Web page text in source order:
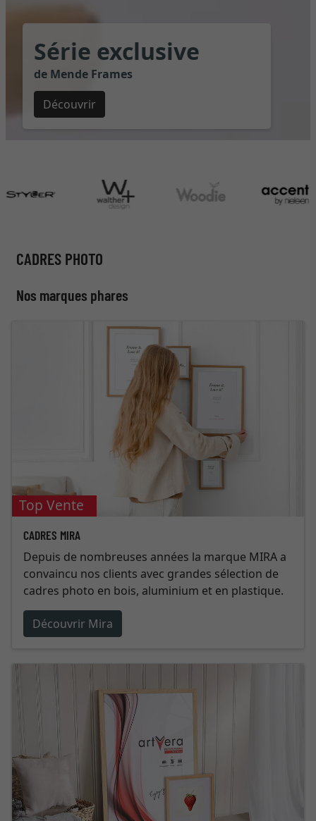
Série exclusive
de Mende Frames
Découvrir
CADRES PHOTO
Nos marques phares
Top Vente
CADRES MIRA
Depuis de nombreuses années la marque MIRA a
convaincu nos clients avec grandes sélection de
cadres photo en bois, aluminium et en plastique.
Découvrir Mira